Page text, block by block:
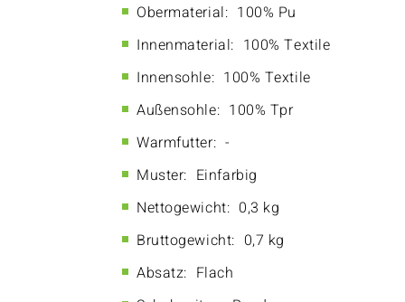
Obermaterial: 100% Pu
Innenmaterial: 100% Textile
Innensohle: 100% Textile
Außensohle: 100% Tpr
Warmfutter: -
Muster: Einfarbig
Nettogewicht: 0,3 kg
Bruttogewicht: 0,7 kg
Absatz: Flach